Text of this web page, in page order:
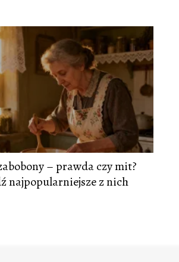
– prawda czy mit?
najpopularniejsze z nich